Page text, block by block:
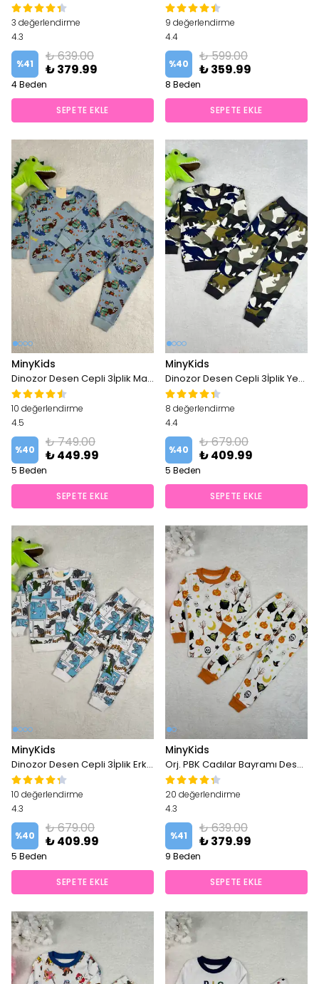
3 değerlendirme
4.3
%41
₺ 639.00
₺ 379.99
4 Beden
SEPETE EKLE
9 değerlendirme
4.4
%40
₺ 599.00
₺ 359.99
8 Beden
SEPETE EKLE
MinyKids
Dinozor Desen Cepli 3İplik Mavi Erkek Çocuk Pijama Takım
10 değerlendirme
4.5
%40
₺ 749.00
₺ 449.99
5 Beden
SEPETE EKLE
MinyKids
Dinozor Desen Cepli 3İplik Yeşil Erkek Çocuk Pijama Takım
8 değerlendirme
4.4
%40
₺ 679.00
₺ 409.99
5 Beden
SEPETE EKLE
MinyKids
Dinozor Desen Cepli 3İplik Erkek Çocuk Pijama Takım
10 değerlendirme
4.3
%40
₺ 679.00
₺ 409.99
5 Beden
SEPETE EKLE
MinyKids
Orj. PBK Cadılar Bayramı Desen Unisex Pijama Takım
20 değerlendirme
4.3
%41
₺ 639.00
₺ 379.99
9 Beden
SEPETE EKLE